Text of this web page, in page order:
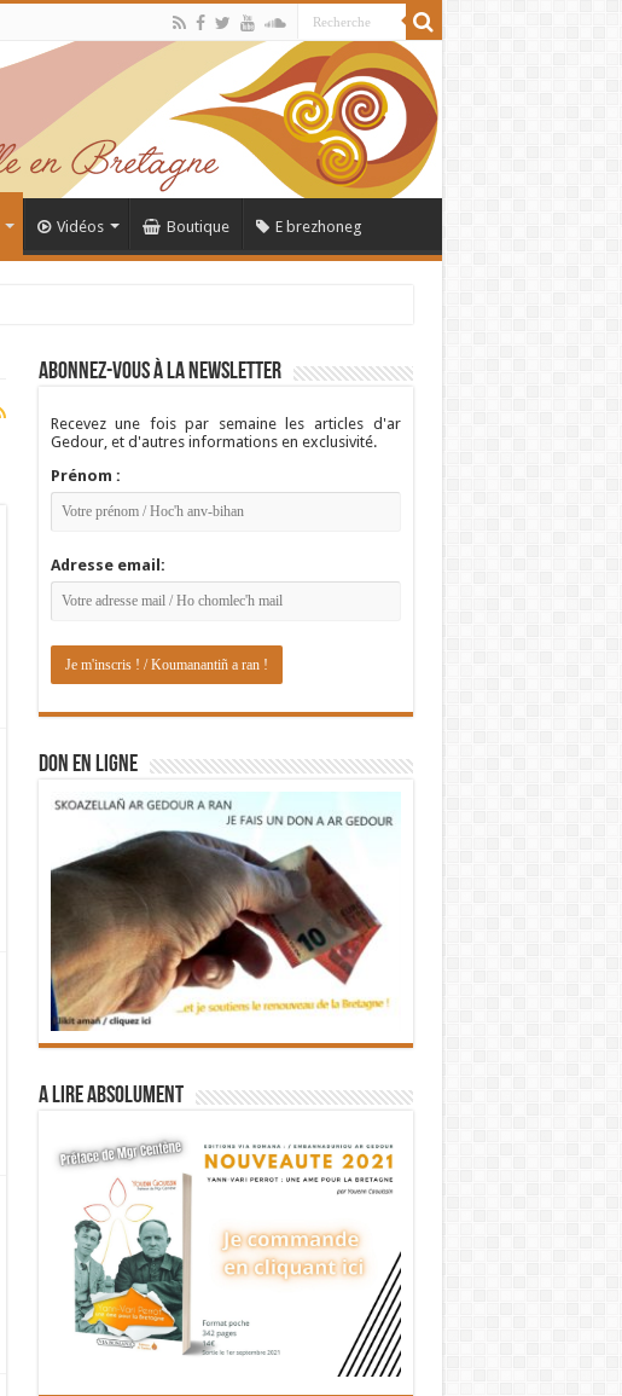
Vidéos Boutique E brezhoneg
Abonnez-vous à la newsletter
Recevez une fois par semaine les articles d'ar
Gedour, et d'autres informations en exclusivité.
Prénom :
Adresse email:
DON EN LIGNE
A lire absolument